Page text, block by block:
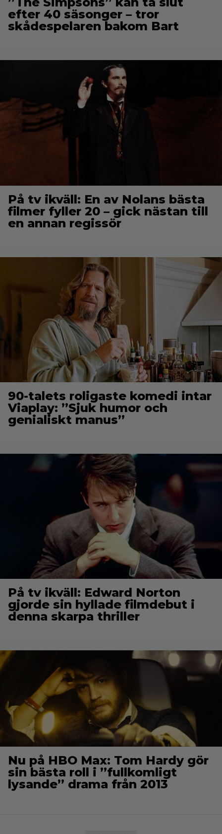
efter 40 säsonger – tror
skådespelaren bakom Bart
På tv ikväll: En av Nolans bästa
filmer fyller 20 – gick nästan till
en annan regissör
90-talets roligaste komedi intar
Viaplay: ”Sjuk humor och
genialiskt manus”
På tv ikväll: Edward Norton
gjorde sin hyllade filmdebut i
denna skarpa thriller
Nu på HBO Max: Tom Hardy gör
sin bästa roll i ”fullkomligt
lysande” drama från 2013